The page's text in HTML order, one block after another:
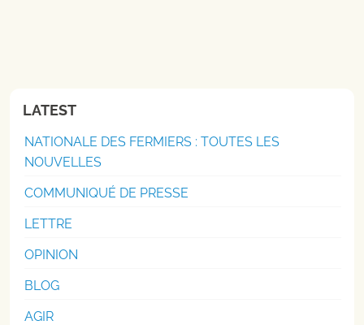
LATEST
NATIONALE DES FERMIERS : TOUTES LES
NOUVELLES
COMMUNIQUÉ DE PRESSE
LETTRE
OPINION
BLOG
AGIR